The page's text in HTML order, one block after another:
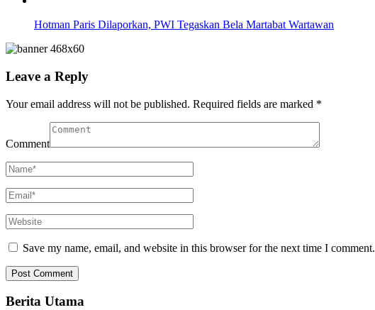
Hotman Paris Dilaporkan, PWI Tegaskan Bela Martabat Wartawan
Leave a Reply
Your email address will not be published. Required fields are marked *
Comment
Save my name, email, and website in this browser for the next time I comment.
Berita Utama